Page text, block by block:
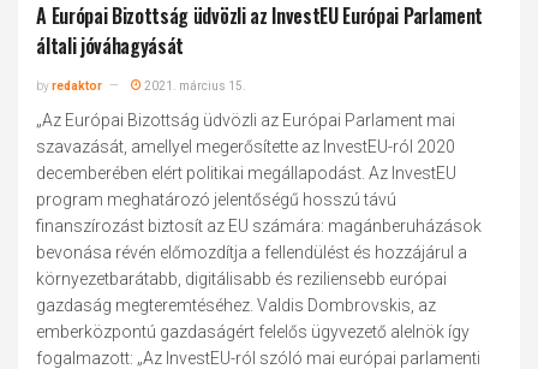
A Európai Bizottság üdvözli az InvestEU Európai Parlament
általi jóváhagyását
byredaktor 2021. március 15.
„Az Európai Bizottság üdvözli az Európai Parlament mai
szavazását, amellyel megerősítette az InvestEU-ról 2020
decemberében elért politikai megállapodást. Az InvestEU
program meghatározó jelentőségű hosszú távú
finanszírozást biztosít az EU számára: magánberuházások
bevonása révén előmozdítja a fellendülést és hozzájárul a
környezetbarátabb, digitálisabb és reziliensebb európai
gazdaság megteremtéséhez. Valdis Dombrovskis, az
emberközpontú gazdaságért felelős ügyvezető alelnök így
fogalmazott: „Az InvestEU-ról szóló mai európai parlamenti